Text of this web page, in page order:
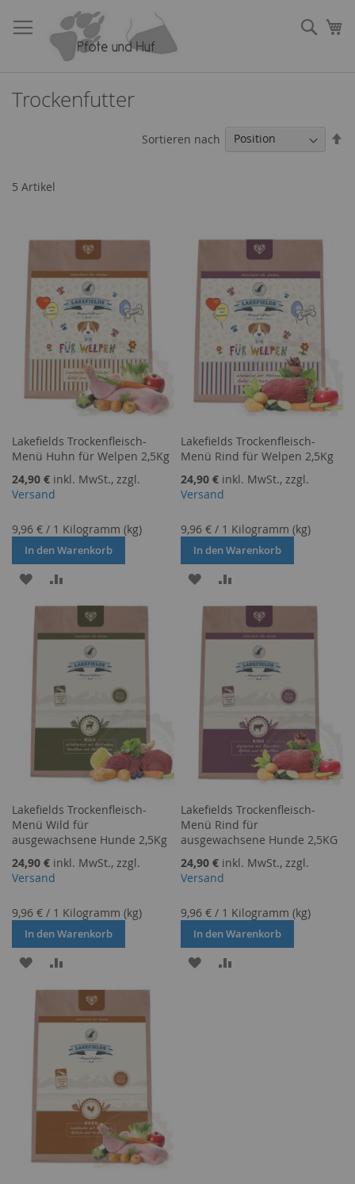
zum
Inhalt
Trockenfutter
5 Artikel
Sortieren nach
Lakefields Trockenfleisch-
Menü Huhn für Welpen 2,5Kg
24,90 € inkl. MwSt., zzgl.
Versand
9,96 € / 1 Kilogramm (kg)
In den Warenkorb
ZUR
WUNSCHLISTE
HINZUFÜGEN
VERGLEICHSLISTE
HINZUFÜGEN
Lakefields Trockenfleisch-
Menü Rind für Welpen 2,5Kg
24,90 € inkl. MwSt., zzgl.
Versand
9,96 € / 1 Kilogramm (kg)
In den Warenkorb
ZUR
WUNSCHLISTE
HINZUFÜGEN
VERGLEICHSLISTE
HINZUFÜGEN
Lakefields Trockenfleisch-
Menü Wild für
ausgewachsene Hunde 2,5Kg
24,90 € inkl. MwSt., zzgl.
Versand
9,96 € / 1 Kilogramm (kg)
In den Warenkorb
ZUR
WUNSCHLISTE
HINZUFÜGEN
VERGLEICHSLISTE
HINZUFÜGEN
Lakefields Trockenfleisch-
Menü Rind für
ausgewachsene Hunde 2,5KG
24,90 € inkl. MwSt., zzgl.
Versand
9,96 € / 1 Kilogramm (kg)
In den Warenkorb
ZUR